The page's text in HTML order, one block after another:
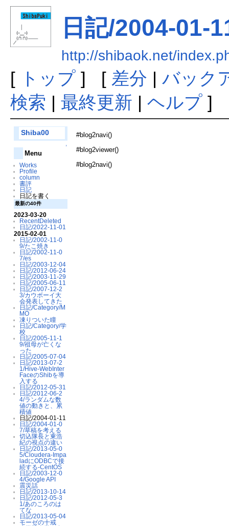
日記/2004-01-
http://shibaok.net/
[ トップ] [ 差分 | バック
検索 | 最終更新 | ヘルプ]
Shiba00
↑
Menu
Works
Profile
column
書評
日記
日記を書く
最新の40件
2023-03-20
RecentDeleted
日記/2022-11-01
2015-02-01
日記/2002-11-0
9/たこ焼き
日記/2002-11-0
7/es
日記/2003-12-04
日記/2012-06-24
日記/2003-11-29
日記/2005-06-11
日記/2007-12-2
3/カウボーイ大
会発表してきた
日記/Category/M
MO
凍りついた瞳
日記/Category/学
校
日記/2005-11-1
9/祖母が亡くな
った
日記/2005-07-04
日記/2013-07-2
1/Hive-WebInter
FaceのShibを導
入する
日記/2012-05-31
日記/2012-06-2
4/ランダムな数
値の動きと、累
積値
日記/2004-01-11
日記/2004-01-0
7/草稿を考える
切込隊長と東浩
紀の視点の違い
日記/2013-05-0
5/Cloudera-Impa
ladにODBCで接
続する-CentOS
日記/2003-12-0
4/Google API
震災話
日記/2013-10-14
日記/2012-05-3
1/あのころのは
てな
日記/2013-05-04
モーゼの十戒
#blog2navi()
#blog2viewer()
#blog2navi()